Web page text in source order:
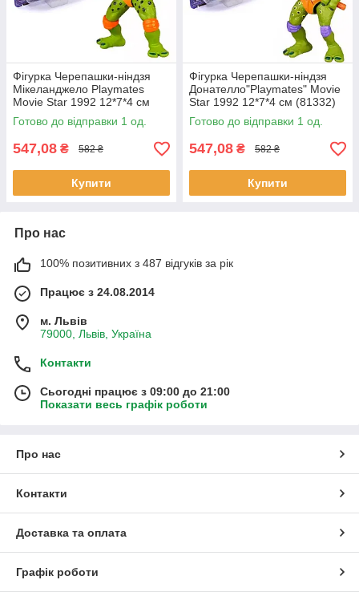
Фігурка Черепашки-ніндзя
Мікеланджело Playmates
Movie Star 1992 12*7*4 см
(81333)
Готово до відправки 1 од.
547,08 ₴ 582 ₴
Купити
Фігурка Черепашки-ніндзя
Донателло"Playmates" Movie
Star 1992 12*7*4 см (81332)
Готово до відправки 1 од.
547,08 ₴ 582 ₴
Купити
Про нас
100% позитивних з 487 відгуків за рік
Працює з 24.08.2014
м. Львів
79000, Львів, Україна
Контакти
Сьогодні працює з 09:00 до 21:00
Показати весь графік роботи
Про нас
Контакти
Доставка та оплата
Графік роботи